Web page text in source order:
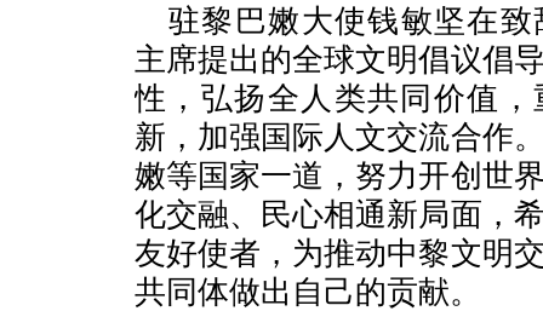
驻黎巴嫩大使钱敏坚在
主席提出的全球文明倡议倡
性，弘扬全人类共同价值
新，加强国际人文交流合作
嫩等国家一道，努力开创世
化交融、民心相通新局面，
友好使者，为推动中黎文明
共同体做出自己的贡献。